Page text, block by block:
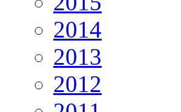
2014
2013
2012